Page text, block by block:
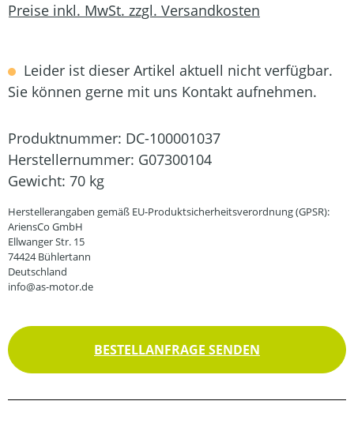
Preise inkl. MwSt. zzgl. Versandkosten
Leider ist dieser Artikel aktuell nicht verfügbar.
Sie können gerne mit uns Kontakt aufnehmen.
Produktnummer: DC-100001037
Herstellernummer: G07300104
Gewicht: 70 kg
Herstellerangaben gemäß EU-Produktsicherheitsverordnung (GPSR):
AriensCo GmbH
Ellwanger Str. 15
74424 Bühlertann
Deutschland
info@as-motor.de
BESTELLANFRAGE SENDEN